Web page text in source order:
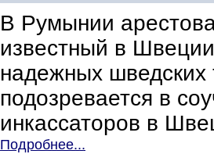
В Румынии
известный в
надежных
подозревается в
инкассаторов в
Подробнее...